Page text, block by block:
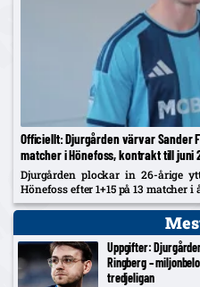
Officiellt: Djurgården värvar Sander
matcher i Hönefoss, kontrakt till juni
Djurgården plockar in 26-årige
Hönefoss efter 1+15 på 13 matcher
Uppgifter:
Ringberg –
tredjeligan